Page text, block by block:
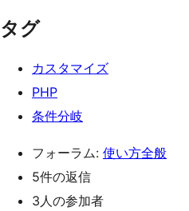
タグ
カスタマイズ
PHP
条件分岐
フォーラム: 使い方全般
5件の返信
3人の参加者